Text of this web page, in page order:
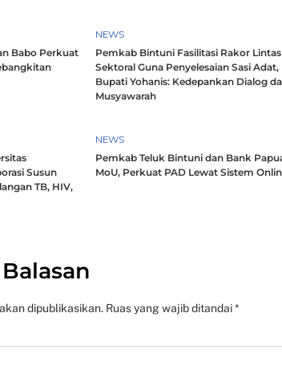
Babo Perkuat
NEWS
Pemkab Bintuni Fasilitasi Rakor Lintas
Sektoral Guna Penyelesaian Sasi Adat,
Bupati Yohanis: Kedepankan Dialog
Musyawarah
Susun
TB, HIV,
NEWS
Pemkab Teluk Bintuni dan Bank
MoU, Perkuat PAD Lewat Sistem
dipublikasikan. Ruas yang wajib ditandai*